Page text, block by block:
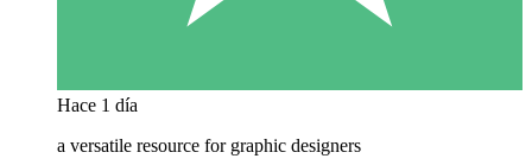
Hace 1 día
a versatile resource for graphic designers